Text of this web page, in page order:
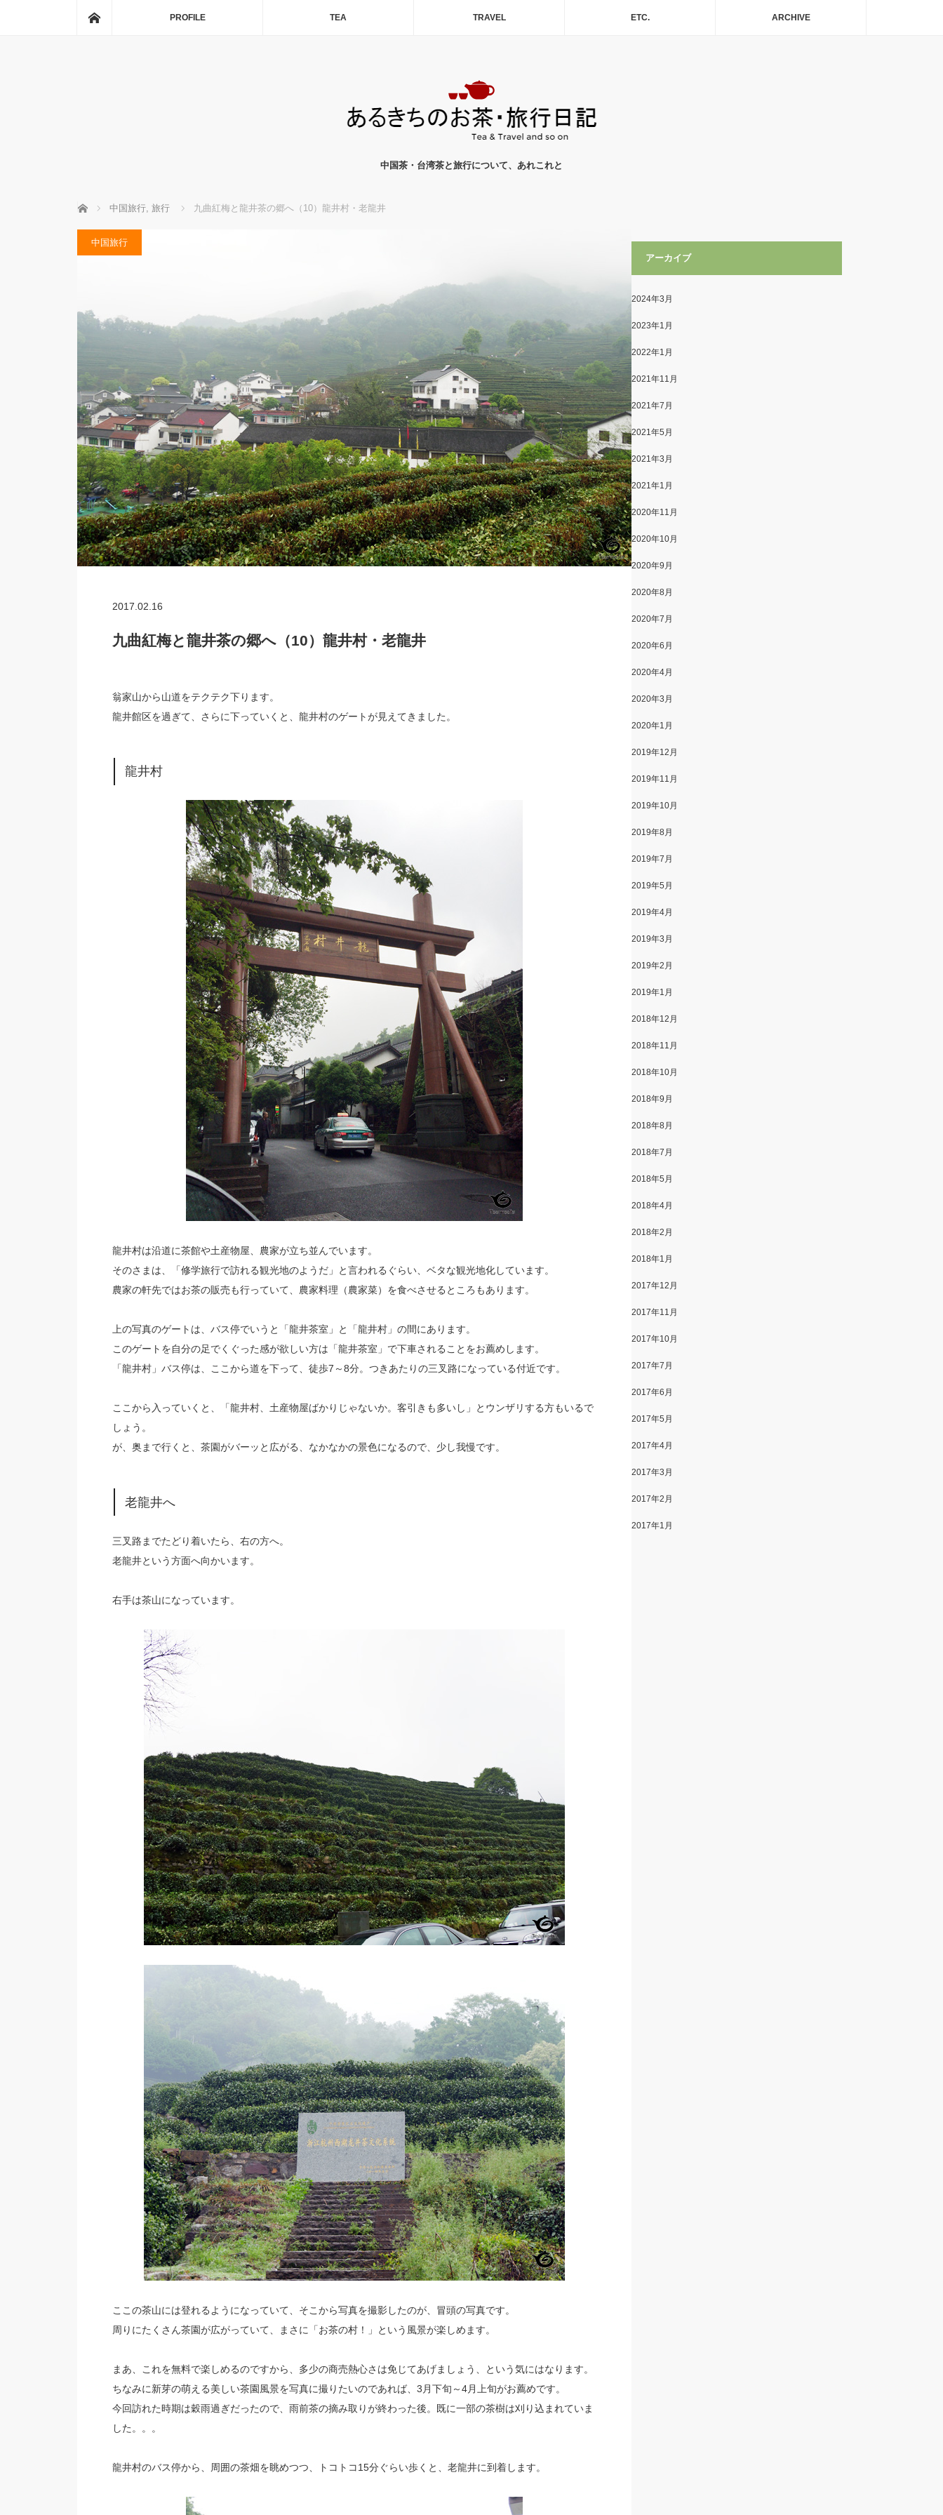
PROFILE TEA TRAVEL ETC. ARCHIVE
中国茶・台湾茶と旅行について、あれこれと
ホーム 中国旅行, 旅行 九曲紅梅と龍井茶の郷へ（10）龍井村・老龍井
中国旅行
2017.02.16
九曲紅梅と龍井茶の郷へ（10）龍井村・老龍井
翁家山から山道をテクテク下ります。
龍井館区を過ぎて、さらに下っていくと、龍井村のゲートが見えてきました。
龍井村
龍井村は沿道に茶館や土産物屋、農家が立ち並んでいます。
そのさまは、「修学旅行で訪れる観光地のようだ」と言われるぐらい、ベタな観光地化しています。
農家の軒先ではお茶の販売も行っていて、農家料理（農家菜）を食べさせるところもあります。
上の写真のゲートは、バス停でいうと「龍井茶室」と「龍井村」の間にあります。
このゲートを自分の足でくぐった感が欲しい方は「龍井茶室」で下車されることをお薦めします。
「龍井村」バス停は、ここから道を下って、徒歩7～8分。つきあたりの三叉路になっている付近です。
ここから入っていくと、「龍井村、土産物屋ばかりじゃないか。客引きも多いし」とウンザリする方もいるで
しょう。
が、奥まで行くと、茶園がバーッと広がる、なかなかの景色になるので、少し我慢です。
老龍井へ
三叉路までたどり着いたら、右の方へ。
老龍井という方面へ向かいます。
右手は茶山になっています。
ここの茶山には登れるようになっていて、そこから写真を撮影したのが、冒頭の写真です。
周りにたくさん茶園が広がっていて、まさに「お茶の村！」という風景が楽しめます。
まあ、これを無料で楽しめるのですから、多少の商売熱心さは免じてあげましょう、という気にはなります。
ちなみに新芽の萌える美しい茶園風景を写真に撮りたいのであれば、3月下旬～4月上旬がお薦めです。
今回訪れた時期は穀雨過ぎだったので、雨前茶の摘み取りが終わった後。既に一部の茶樹は刈り込まれていま
した。。。
龍井村のバス停から、周囲の茶畑を眺めつつ、トコトコ15分ぐらい歩くと、老龍井に到着します。
アーカイブ
2024年3月
2023年1月
2022年1月
2021年11月
2021年7月
2021年5月
2021年3月
2021年1月
2020年11月
2020年10月
2020年9月
2020年8月
2020年7月
2020年6月
2020年4月
2020年3月
2020年1月
2019年12月
2019年11月
2019年10月
2019年8月
2019年7月
2019年5月
2019年4月
2019年3月
2019年2月
2019年1月
2018年12月
2018年11月
2018年10月
2018年9月
2018年8月
2018年7月
2018年5月
2018年4月
2018年2月
2018年1月
2017年12月
2017年11月
2017年10月
2017年7月
2017年6月
2017年5月
2017年4月
2017年3月
2017年2月
2017年1月